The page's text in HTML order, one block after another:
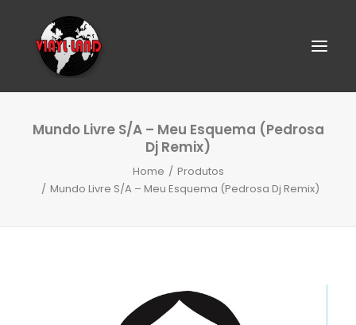
SEARCH
Mundo Livre S/A – Meu Esquema (Pedrosa
Dj Remix)
Home
Produtos
Mundo Livre S/A – Meu Esquema (Pedrosa Dj Remix)